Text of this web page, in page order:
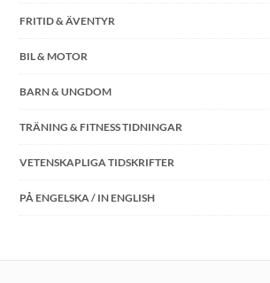
FRITID & ÄVENTYR
BIL & MOTOR
BARN & UNGDOM
TRÄNING & FITNESS TIDNINGAR
VETENSKAPLIGA TIDSKRIFTER
PÅ ENGELSKA / IN ENGLISH